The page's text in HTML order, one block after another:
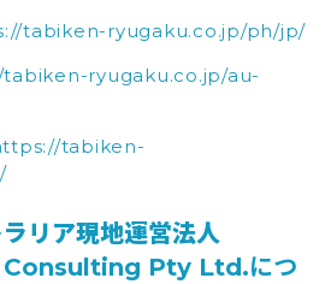
tabiken-ryugaku.co.jp/ph/jp/
ryugaku.co.jp/au-
tabiken-
リア現地運営法人
Pty Ltd.につ